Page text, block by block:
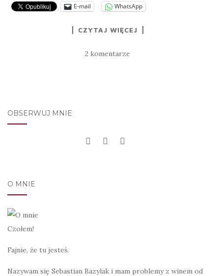
E-mail WhatsApp
CZYTAJ WIĘCEJ
2 komentarze
OBSERWUJ MNIE
O MNIE
Czołem!
Fajnie, że tu jesteś.
Nazywam się Sebastian Bazylak i mam problemy z winem od